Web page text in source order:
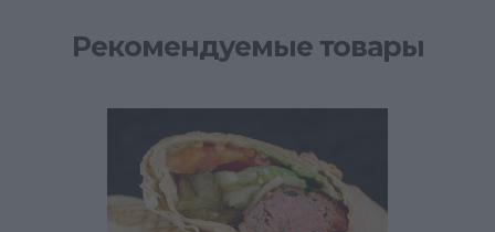
Рекомендуемые товары